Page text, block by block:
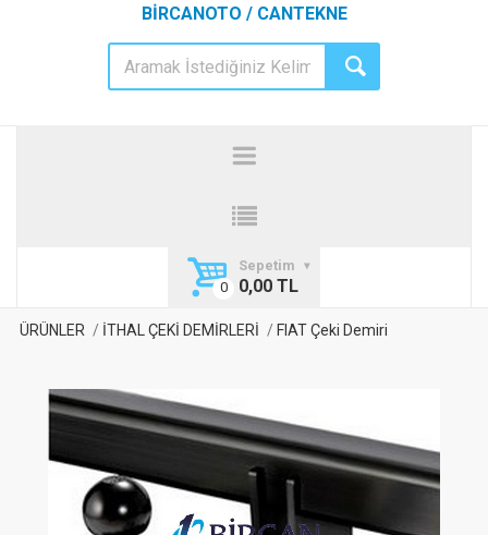
BİRCANOTO / CANTEKNE
Sepetim
0,00 TL
ÜRÜNLER İTHAL ÇEKİ DEMİRLERİ FIAT Çeki Demiri